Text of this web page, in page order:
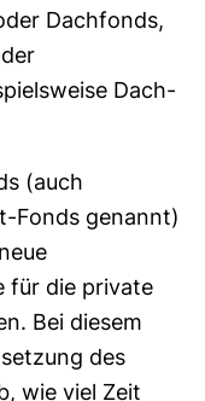
Dachfonds,
Dach-
(auch
Fonds genannt)
für die private
Bei diesem
des
wie viel Zeit